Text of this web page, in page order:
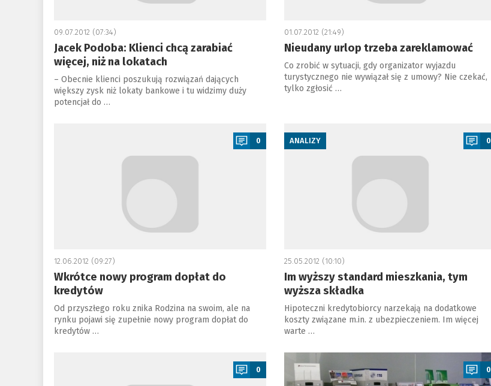
09.07.2012 (07:34)
Jacek Podoba: Klienci chcą zarabiać
więcej, niż na lokatach
– Obecnie klienci poszukują rozwiązań dających
większy zysk niż lokaty bankowe i tu widzimy duży
potencjał do …
01.07.2012 (21:49)
Nieudany urlop trzeba zareklamować
Co zrobić w sytuacji, gdy organizator wyjazdu
turystycznego nie wywiązał się z umowy? Nie czekać,
tylko zgłosić …
0
12.06.2012 (09:27)
Wkrótce nowy program dopłat do
kredytów
Od przyszłego roku znika Rodzina na swoim, ale na
rynku pojawi się zupełnie nowy program dopłat do
kredytów …
ANALIZY 0
25.05.2012 (10:10)
Im wyższy standard mieszkania, tym
wyższa składka
Hipoteczni kredytobiorcy narzekają na dodatkowe
koszty związane m.in. z ubezpieczeniem. Im więcej
warte …
0
a
0